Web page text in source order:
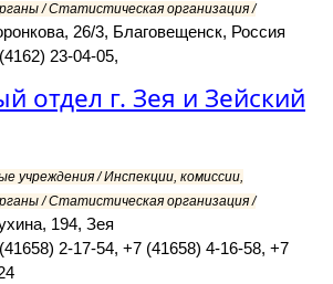
/ Статистическая организация /
26/3, Благовещенск, Россия
23-04-05,
отдел г. Зея и Зейский
учреждения / Инспекции, комиссии,
/ Статистическая организация /
194, Зея
2-17-54, +7 (41658) 4-16-58, +7